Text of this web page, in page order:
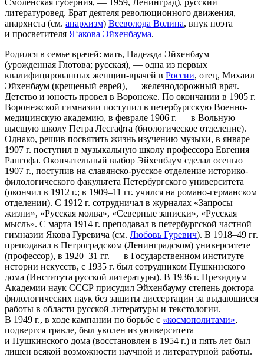
литературовед. Брат деятеля революционного движения,
анархиста (см. анархизм) Всеволода Волина, внук поэта
и просветителя Я‘акова Эйхенбаума.
Родился в семье врачей: мать, Надежда Эйхенбаум
(урожденная Глотова; русская), — одна из первых
квалифицированных женщин-врачей в России, отец, Михаил
Эйхенбаум (крещеный еврей), — железнодорожный врач.
Детство и юность провел в Воронеже. По окончании в 1905 г.
Воронежской гимназии поступил в петербургскую Военно-
медицинскую академию, в феврале 1906 г. — в Вольную
высшую школу Петра Лесгафта (биологическое отделение).
Однако, решив посвятить жизнь изучению музыки, в январе
1907 г. поступил в музыкальную школу профессора Евгения
Рапгофа. Окончательный выбор Эйхенбаум сделал осенью
1907 г., поступив на славянско-русское отделение историко-
филологического факультета Петербургского университета
(окончил в 1912 г.; в 1909–11 гг. учился на романо-германском
отделении). С 1912 г. сотрудничал в журналах «Запросы
жизни», «Русская молва», «Северные записки», «Русская
мысль». С марта 1914 г. преподавал в петербургской частной
гимназии Якова Гуревича (см. Любовь Гуревич). В 1918–49 гг.
преподавал в Петроградском (Ленинградском) университете
(профессор), в 1920–31 гг. — в Государственном институте
истории искусств, с 1935 г. был сотрудником Пушкинского
дома (Института русской литературы). В 1936 г. Президиум
Академии наук СССР присудил Эйхенбауму степень доктора
филологических наук без защиты диссертации за выдающиеся
работы в области русской литературы и текстологии.
В 1949 г., в ходе кампании по борьбе с «космополитами»,
подвергся травле, был уволен из университета
и Пушкинского дома (восстановлен в 1954 г.) и пять лет был
лишен всякой возможности научной и литературной работы.